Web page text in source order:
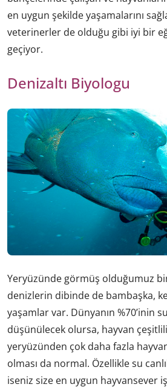
en uygun şekilde yaşamalarını
veterinerler de olduğu gibi iyi bir
geçiyor.
Denizaltı Biyologu
Yeryüzünde görmüş olduğumuz
denizlerin dibinde de bambaşka,
yaşamlar var. Dünyanın %70’inin
düşünülecek olursa, hayvan
yeryüzünden çok daha fazla
olması da normal. Özellikle su
iseniz size en uygun hayvansever